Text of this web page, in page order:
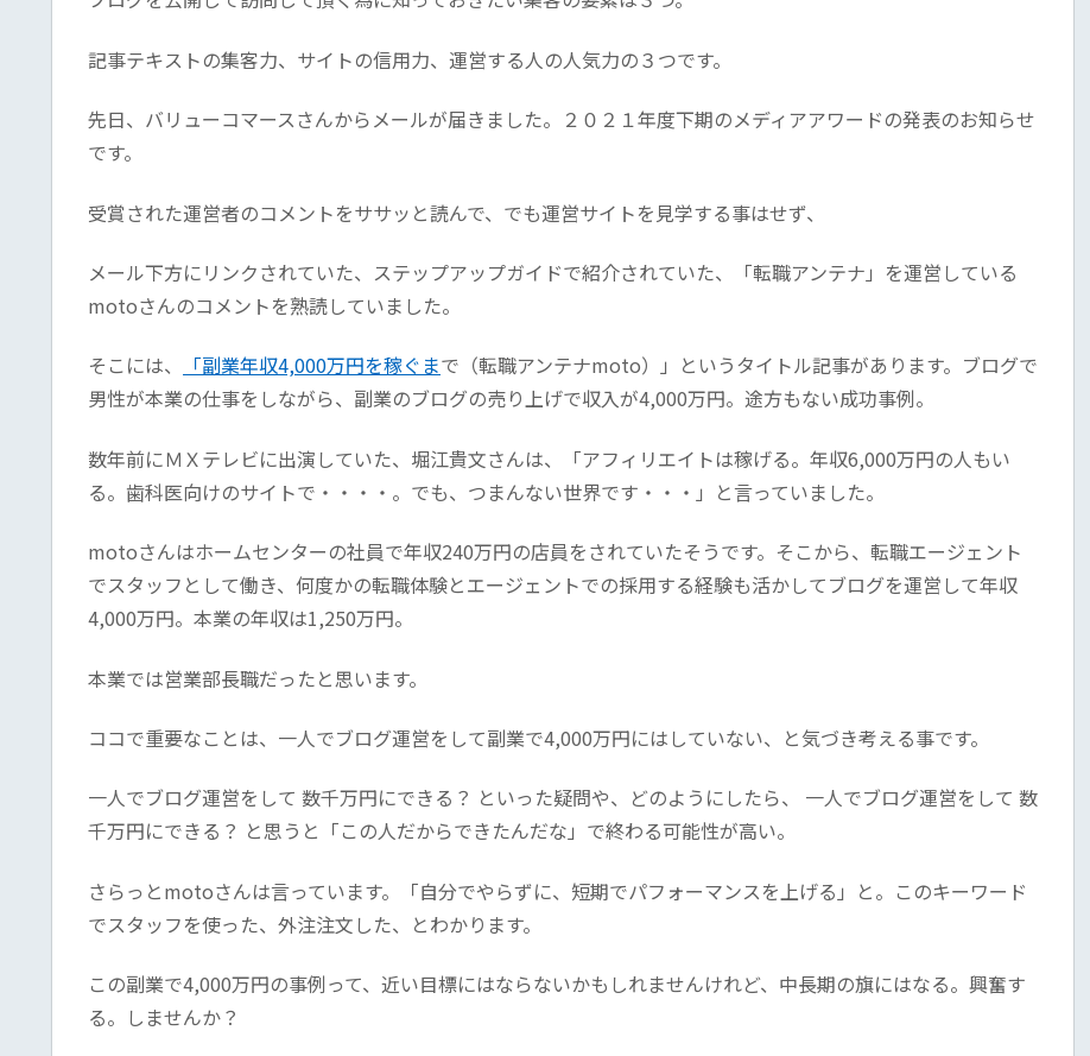
記事テキストの集客力、サイトの信用力、運営する人の人気力の３つです。
先日、バリューコマースさんからメールが届きました。２０２１年度下期のメディアアワードの発表のお知らせ
です。
受賞された運営者のコメントをササッと読んで、でも運営サイトを見学する事はせず、
メール下方にリンクされていた、ステップアップガイドで紹介されていた、「転職アンテナ」を運営している
motoさんのコメントを熟読していました。
そこには、 「副業年収4,000万円を稼ぐまで（転職アンテナmoto）」というタイトル記事があります。ブログで
男性が本業の仕事をしながら、副業のブログの売り上げで収入が4,000万円。途方もない成功事例。
数年前にＭＸテレビに出演していた、堀江貴文さんは、「アフィリエイトは稼げる。年収6,000万円の人もい
る。歯科医向けのサイトで・・・・。でも、つまんない世界です・・・」と言っていました。
motoさんはホームセンターの社員で年収240万円の店員をされていたそうです。そこから、転職エージェント
でスタッフとして働き、何度かの転職体験とエージェントでの採用する経験も活かしてブログを運営して年収
4,000万円。本業の年収は1,250万円。
本業では営業部長職だったと思います。
ココで重要なことは、一人でブログ運営をして副業で4,000万円にはしていない、と気づき考える事です。
一人でブログ運営をして 数千万円にできる？ といった疑問や、どのようにしたら、 一人でブログ運営をして 数
千万円にできる？ と思うと「この人だからできたんだな」で終わる可能性が高い。
さらっとmotoさんは言っています。「自分でやらずに、短期でパフォーマンスを上げる」と。このキーワード
でスタッフを使った、外注注文した、とわかります。
この副業で4,000万円の事例って、近い目標にはならないかもしれませんけれど、中長期の旗にはなる。興奮す
る。しませんか？